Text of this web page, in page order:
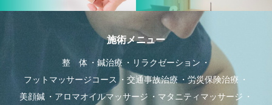
施術メニュー
整 体 鍼治療
リラクゼーション
フットマッサージコース
交通事故治療
労災保険治療
美顔鍼
アロマオイルマッサージ
マタニティマッサージ